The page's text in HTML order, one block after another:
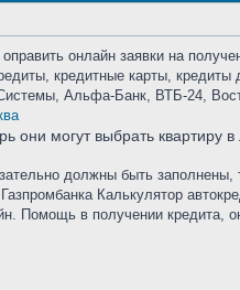
онлайн заявки на
кредитные карты,
Альфа-Банк, ВТБ-24,
они могут выбрать квартиру
должны быть
Калькулятор
Помощь в получении кредита,